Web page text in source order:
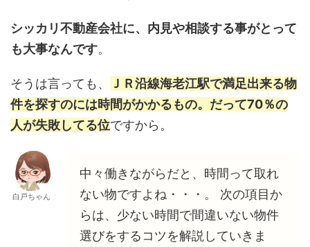
シッカリ不動産会社に、内見や相談する事がとって
も大事なんです。
そうは言っても、
ＪＲ沿線海老江駅で満足出来る物
件を探すのには時間がかかるもの。だって70％の
人が失敗してる位ですから。
白戸ちゃん
中々働きながらだと、時間って取れ
ない物ですよね・・・。 次の項目か
らは、少ない時間で間違いない物件
選びをするコツを解説していきま